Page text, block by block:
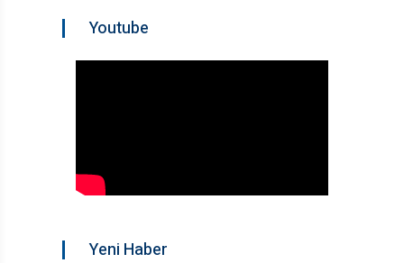
Youtube
Yeni Haber